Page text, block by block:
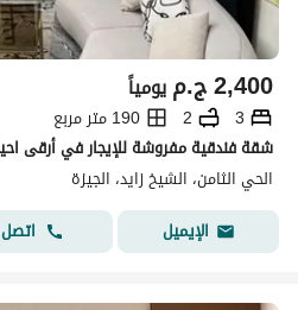
ج.م2,400 يومياً
3
2
190 متر مربع
الحي الثامن، الشيخ زايد، الجيزة
الإيميل
اتصل